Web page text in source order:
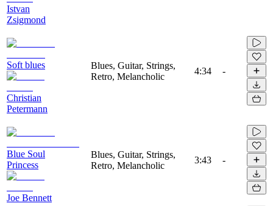
Istvan
Zsigmond
Soft blues
Christian
Petermann
Blues, Guitar, Strings,
Retro, Melancholic
4:34 -
Blue Soul
Princess
Joe Bennett
Blues, Guitar, Strings,
Retro, Melancholic
3:43 -